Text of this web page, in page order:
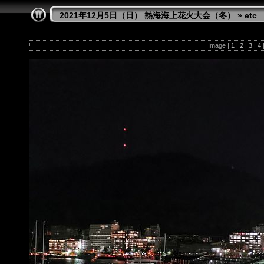
2021年12月5日（日） 熱海海上花火大会（冬） » etc
Image | 1 | 2 | 3 | 4 |